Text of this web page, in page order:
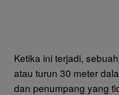
Ketika ini terjadi,
atau turun 30 meter
dan penumpang yang